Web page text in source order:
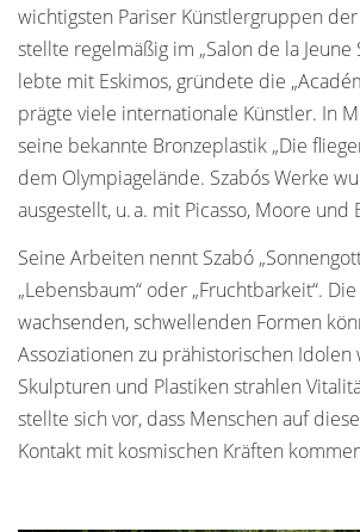
wichtigsten Pariser Künstlergruppen
stellte regelmäßig im „Salon de la Jeune
lebte mit Eskimos, gründete die
prägte viele internationale Künstler. In
seine bekannte Bronzeplastik „Die
dem Olympiagelände. Szabós Werke
ausgestellt, u. a. mit Picasso, Moore und
Seine Arbeiten nennt Szabó
„Lebensbaum“ oder „Fruchtbarkeit“.
wachsenden, schwellenden Formen
Assoziationen zu prähistorischen Idolen
Skulpturen und Plastiken strahlen
stellte sich vor, dass Menschen auf
Kontakt mit kosmischen Kräften